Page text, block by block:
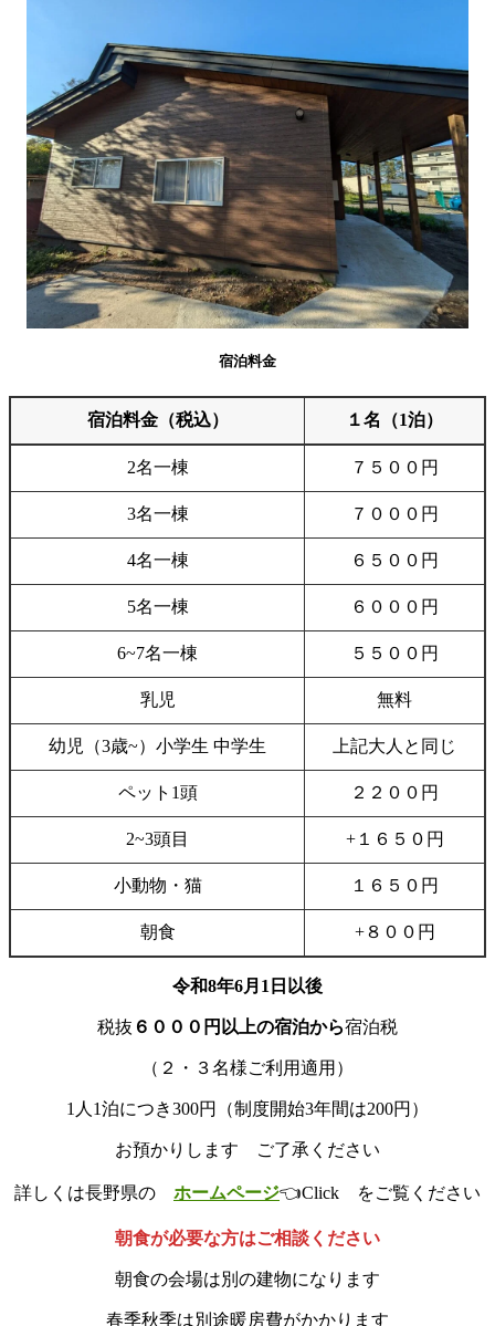
宿泊料金
宿泊料金（税込） １名（1泊）
2名一棟 ７５００円
3名一棟 ７０００円
4名一棟 ６５００円
5名一棟 ６０００円
6~7名一棟 ５５００円
乳児 無料
幼児（3歳~）小学生 中学生 上記大人と同じ
ペット1頭 ２２００円
2~3頭目 +１６５０円
小動物・猫 １６５０円
朝食 +８００円
令和8年6月1日以後
税抜 ６０００円以上の宿泊から宿泊税
（２・３名様ご利用適用）
1人1泊につき300円（制度開始3年間は200円）
お預かりします ご了承ください
詳しくは長野県の ホームページ👈Click をご覧ください
朝食が必要な方はご相談ください
朝食の会場は別の建物になります
春季秋季は別途暖房費がかかります